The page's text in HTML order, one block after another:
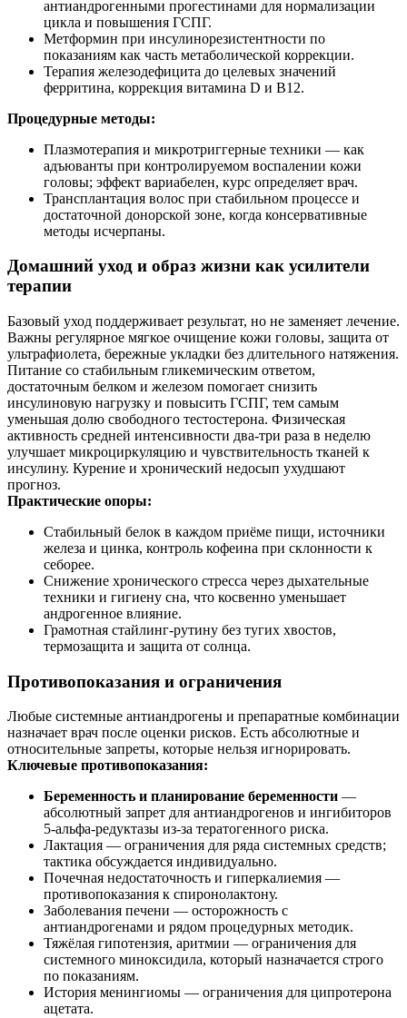
антиандрогенными прогестинами для нормализации
цикла и повышения ГСПГ.
Метформин при инсулинорезистентности по
показаниям как часть метаболической коррекции.
Терапия железодефицита до целевых значений
ферритина, коррекция витамина D и В12.
Процедурные методы:
Плазмотерапия и микротриггерные техники — как
адъюванты при контролируемом воспалении кожи
головы; эффект вариабелен, курс определяет врач.
Трансплантация волос при стабильном процессе и
достаточной донорской зоне, когда консервативные
методы исчерпаны.
Домашний уход и образ жизни как усилители
терапии
Базовый уход поддерживает результат, но не заменяет лечение.
Важны регулярное мягкое очищение кожи головы, защита от
ультрафиолета, бережные укладки без длительного натяжения.
Питание со стабильным гликемическим ответом,
достаточным белком и железом помогает снизить
инсулиновую нагрузку и повысить ГСПГ, тем самым
уменьшая долю свободного тестостерона. Физическая
активность средней интенсивности два‑три раза в неделю
улучшает микроциркуляцию и чувствительность тканей к
инсулину. Курение и хронический недосып ухудшают
прогноз.
Практические опоры:
Стабильный белок в каждом приёме пищи, источники
железа и цинка, контроль кофеина при склонности к
себорее.
Снижение хронического стресса через дыхательные
техники и гигиену сна, что косвенно уменьшает
андрогенное влияние.
Грамотная стайлинг‑рутину без тугих хвостов,
термозащита и защита от солнца.
Противопоказания и ограничения
Любые системные антиандрогены и препаратные комбинации
назначает врач после оценки рисков. Есть абсолютные и
относительные запреты, которые нельзя игнорировать.
Ключевые противопоказания:
Беременность и планирование беременности —
абсолютный запрет для антиандрогенов и ингибиторов
5‑альфа‑редуктазы из‑за тератогенного риска.
Лактация — ограничения для ряда системных средств;
тактика обсуждается индивидуально.
Почечная недостаточность и гиперкалиемия —
противопоказания к спиронолактону.
Заболевания печени — осторожность с
антиандрогенами и рядом процедурных методик.
Тяжёлая гипотензия, аритмии — ограничения для
системного миноксидила, который назначается строго
по показаниям.
История менингиомы — ограничения для ципротерона
ацетата.